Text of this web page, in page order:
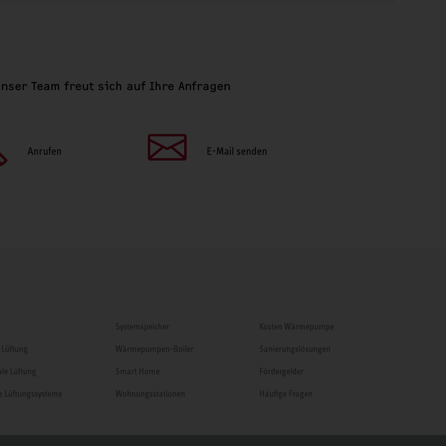
Team freut sich auf Ihre Anfragen
Anrufen E-Mail senden
Lüftung
Lüftungssysteme
Systemspeicher
Wärmepumpen-Boiler
Smart Home
Wohnungsstationen
Kosten Wärmepumpe
Sanierungslösungen
Fördergelder
Häufige Fragen